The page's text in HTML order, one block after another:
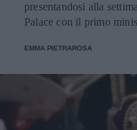
presentandosi alla
Palace con il primo
EMMA PIETRAROSA